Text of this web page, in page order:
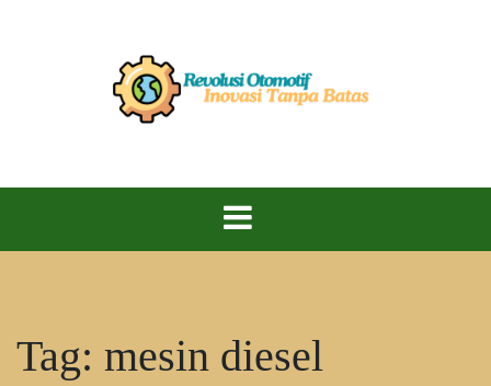
Revolusi
Otomotif
Tag: mesin diesel